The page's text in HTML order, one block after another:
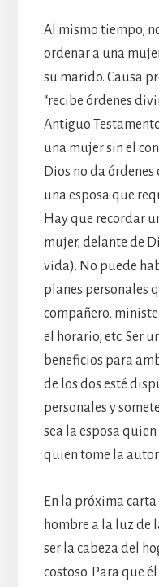
Al mismo tiempo,
ordenar a una
su marido. Causa
“recibe órdenes
Antiguo
una mujer sin el
Dios no da
una esposa que
Hay que recordar
mujer, delante de
vida). No puede
planes personales
compañero,
el horario, etc. Ser
beneficios para
de los dos esté
personales y
sea la esposa quien
quien tome la
En la próxima
hombre a la luz de
ser la cabeza del
costoso. Para que